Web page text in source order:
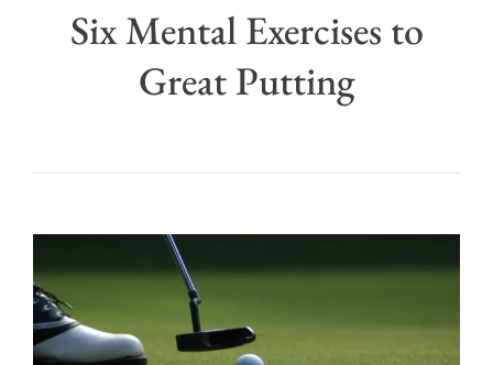
Six Mental Exercises to
Great Putting